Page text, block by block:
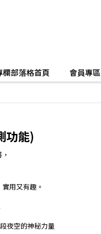
欄部落格首頁 會員專區
功能)
用又有趣。
夜空的神秘力量